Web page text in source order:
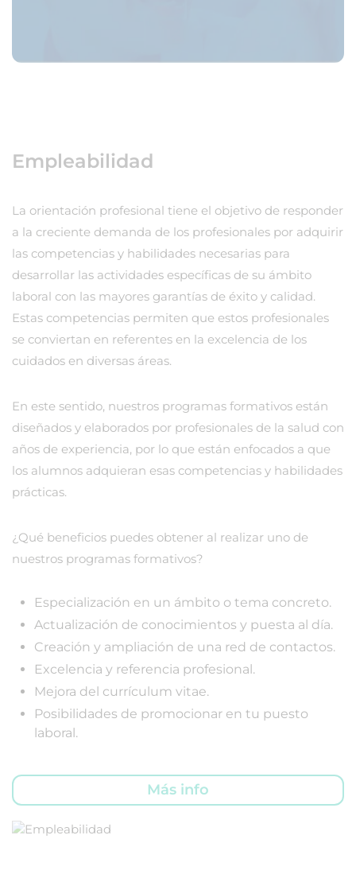
Empleabilidad
La orientación profesional tiene el objetivo de responder
a la creciente demanda de los profesionales por adquirir
las competencias y habilidades necesarias para
desarrollar las actividades específicas de su ámbito
laboral con las mayores garantías de éxito y calidad.
Estas competencias permiten que estos profesionales
se conviertan en referentes en la excelencia de los
cuidados en diversas áreas.
En este sentido, nuestros programas formativos están
diseñados y elaborados por profesionales de la salud con
años de experiencia, por lo que están enfocados a que
los alumnos adquieran esas competencias y habilidades
prácticas.
¿Qué beneficios puedes obtener al realizar uno de
nuestros programas formativos?
Especialización en un ámbito o tema concreto.
Actualización de conocimientos y puesta al día.
Creación y ampliación de una red de contactos.
Excelencia y referencia profesional.
Mejora del currículum vitae.
Posibilidades de promocionar en tu puesto
laboral.
Más info